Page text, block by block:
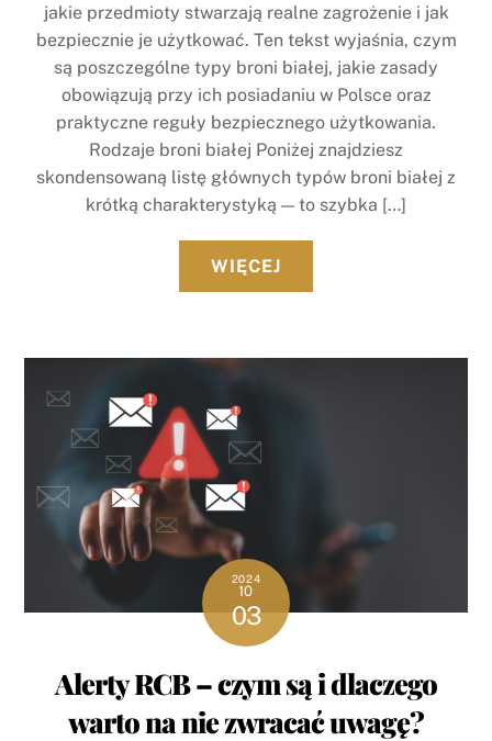
jakie przedmioty stwarzają realne zagrożenie i jak
bezpiecznie je użytkować. Ten tekst wyjaśnia, czym
są poszczególne typy broni białej, jakie zasady
obowiązują przy ich posiadaniu w Polsce oraz
praktyczne reguły bezpiecznego użytkowania.
Rodzaje broni białej Poniżej znajdziesz
skondensowaną listę głównych typów broni białej z
krótką charakterystyką — to szybka […]
WIĘCEJ
2024
10
03
Alerty RCB – czym są i dlaczego
warto na nie zwracać uwagę?